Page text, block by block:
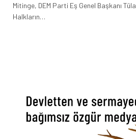
Mitinge, DEM Parti Eş Genel Başkanı
Halkların…